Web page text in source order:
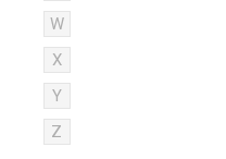
W
X
Y
Z